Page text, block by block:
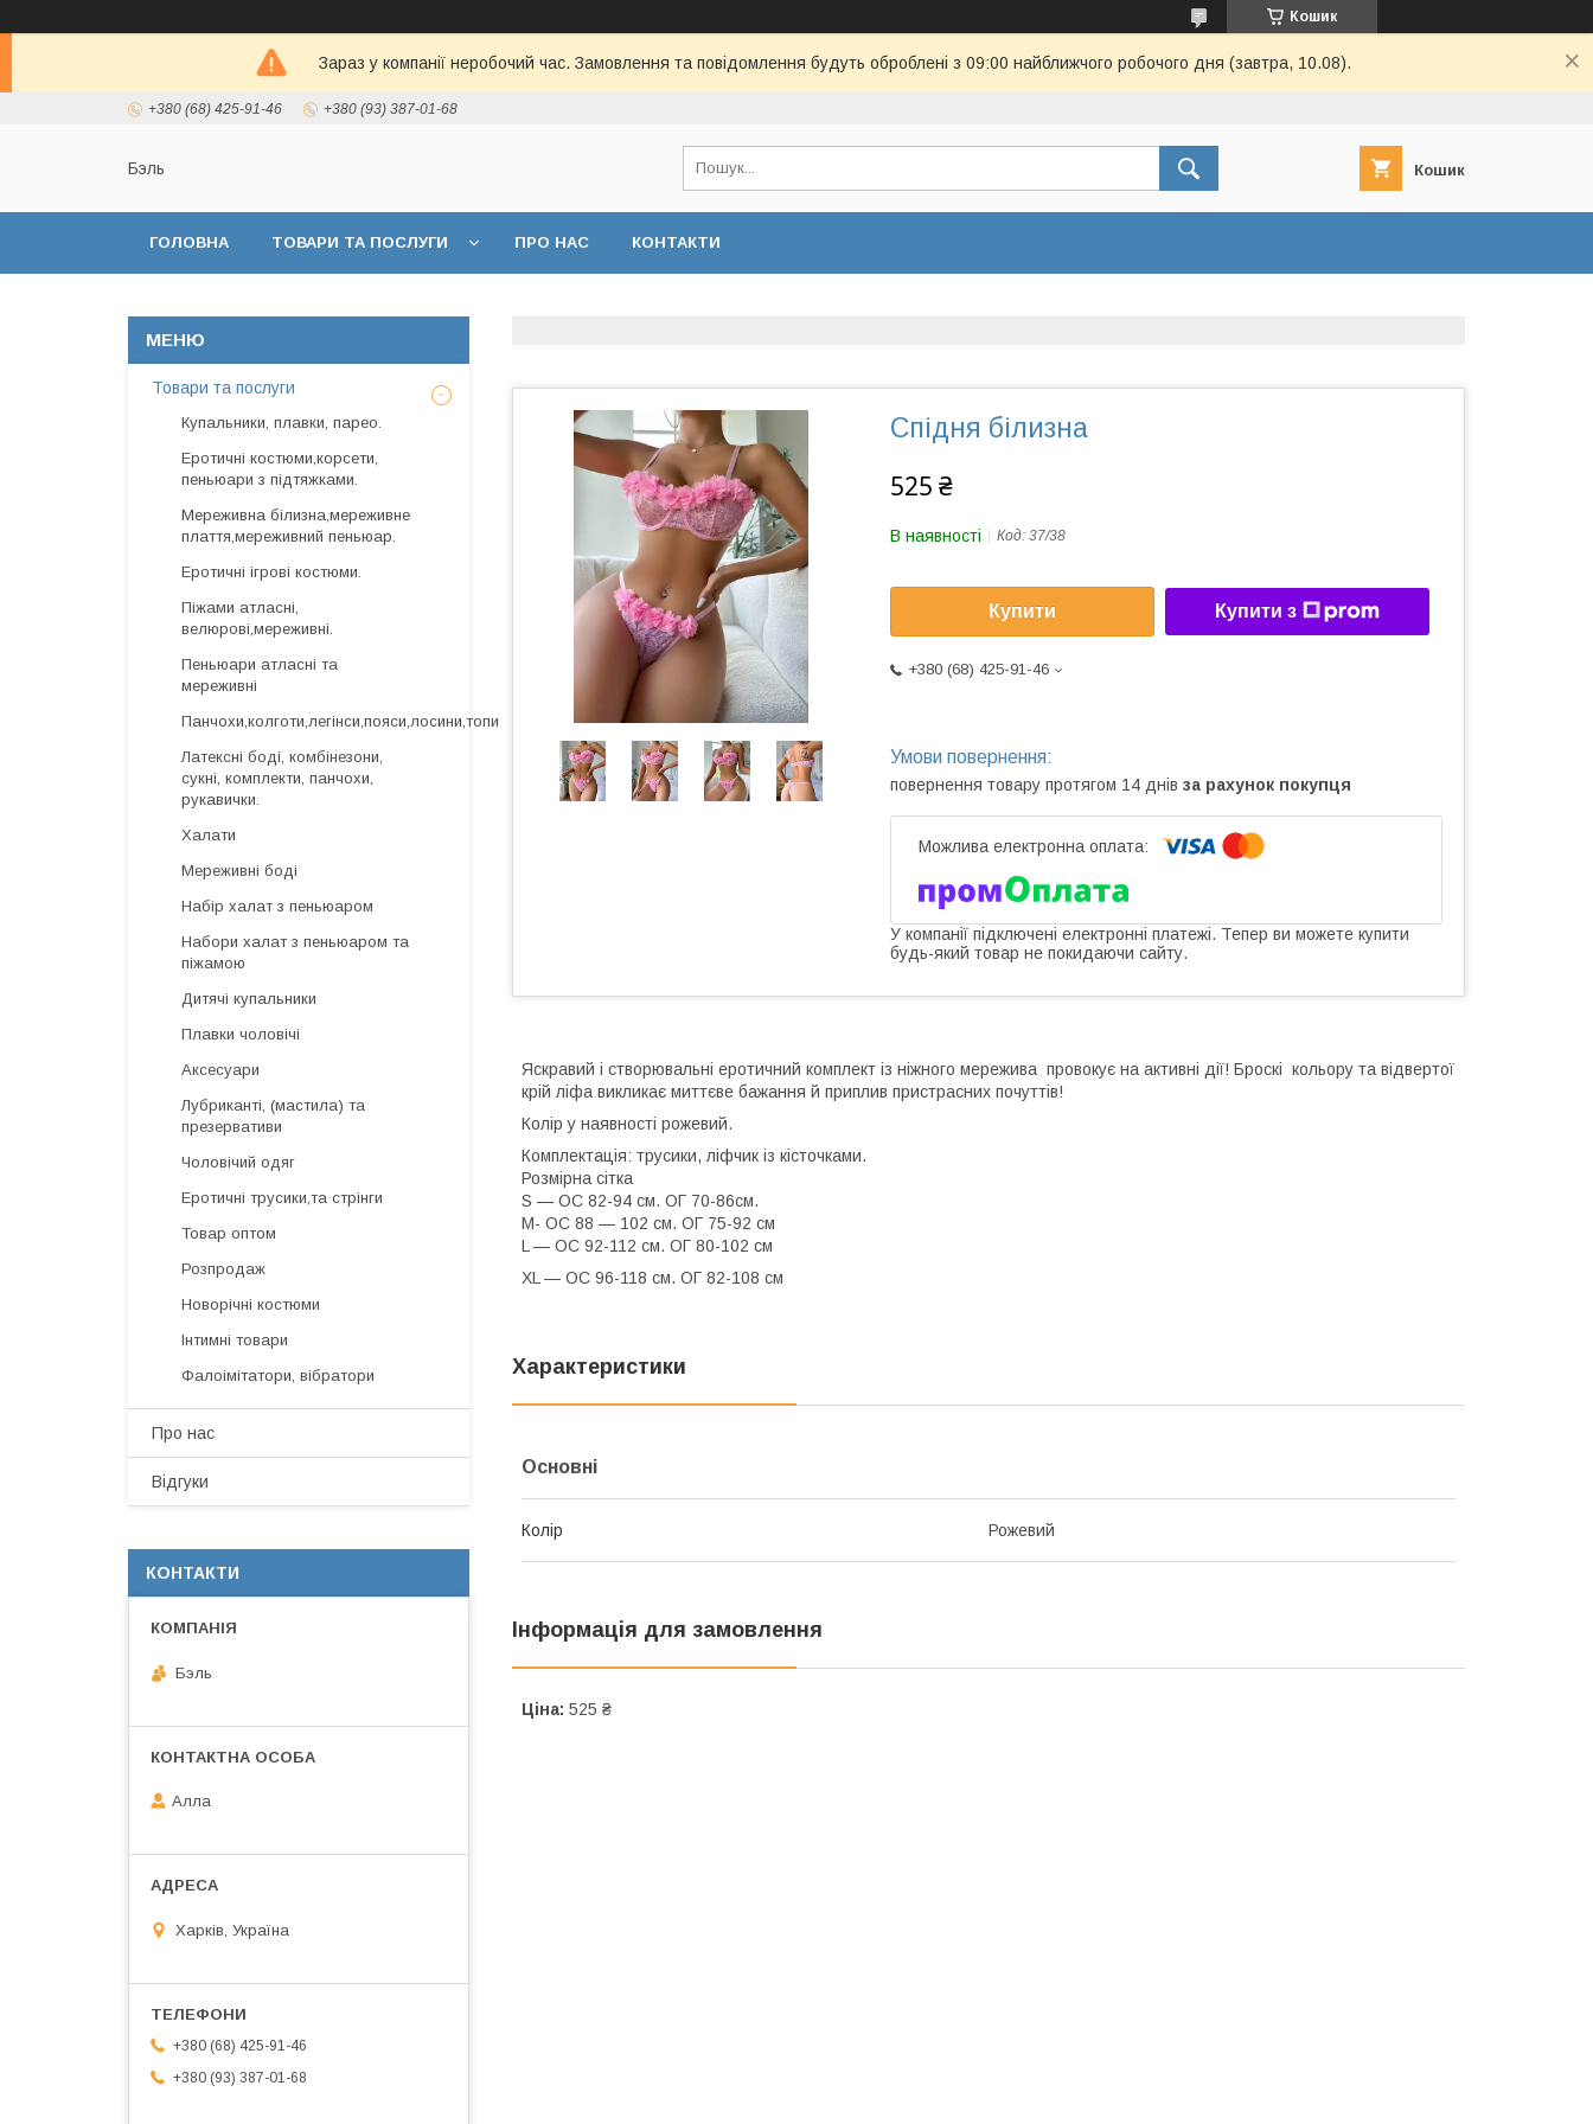
Кошик
Зараз у компанії неробочий час. Замовлення та повідомлення будуть оброблені з 09:00 найближчого робочого дня (завтра, 10.08).
+380 (68) 425-91-46 +380 (93) 387-01-68
Бэль Кошик
ГОЛОВНА ТОВАРИ ТА ПОСЛУГИ ПРО НАС КОНТАКТИ
Спідня білизна
525 ₴
В наявності Код: 37/38
Купити Купити з
+380 (68) 425-91-46
повернення товару протягом 14 днів за рахунок покупця
У компанії підключені електронні платежі. Тепер ви можете купити
будь-який товар не покидаючи сайту.
Яскравий і створювальні еротичний комплект із ніжного мережива провокує на активні дії! Броскі кольору та відвертої
крій ліфа викликає миттєве бажання й приплив пристрасних почуттів!
Колір у наявності рожевий.
Комплектація: трусики, ліфчик із кісточками.
Розмірна сітка
S — ОС 82-94 см. ОГ 70-86см.
M- ОС 88 — 102 см. ОГ 75-92 см
L — ОС 92-112 см. ОГ 80-102 см
ХL — ОС 96-118 см. ОГ 82-108 см
Характеристики
Основні
Колір Рожевий
Інформація для замовлення
Ціна: 525 ₴
Товари та послуги
Купальники, плавки, парео.
Еротичні костюми,корсети,
пеньюари з підтяжками.
Мереживна білизна,мереживне
плаття,мереживний пеньюар.
Еротичні ігрові костюми.
Піжами атласні,
велюрові,мереживні.
Пеньюари атласні та
мереживні
Панчохи,колготи,легінси,пояси,лосини,топи
Латексні боді, комбінезони,
сукні, комплекти, панчохи,
рукавички.
Халати
Мереживні боді
Набір халат з пеньюаром
Набори халат з пеньюаром та
піжамою
Дитячі купальники
Плавки чоловічі
Аксесуари
Лубриканті, (мастила) та
презервативи
Чоловічий одяг
Еротичні трусики,та стрінги
Товар оптом
Розпродаж
Новорічні костюми
Інтимні товари
Фалоімітатори, вібратори
Про нас
Відгуки
КОНТАКТИ
Бэль
Алла
Харків, Україна
+380 (68) 425-91-46
+380 (93) 387-01-68